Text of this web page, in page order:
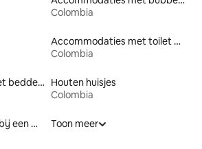
Colombia
Accommodaties met toilet op toegankelijke hoogte
Colombia
Accommodaties met bedden op toegankelijke hoogte Houten huisjes
Colombia
Accommodaties nabij een meer
Toon meer